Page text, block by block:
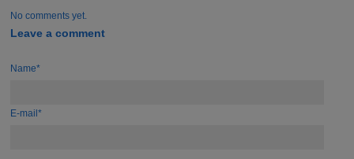
No comments yet.
Leave a comment
Name*
E-mail*